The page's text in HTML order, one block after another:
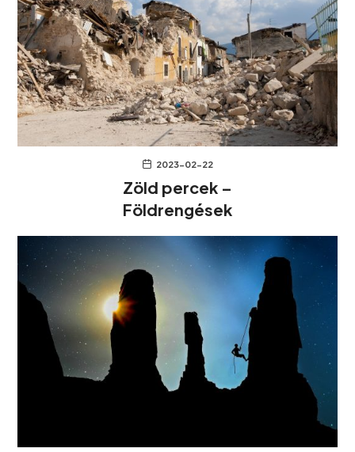
2023-02-22
Zöld percek –
Földrengések